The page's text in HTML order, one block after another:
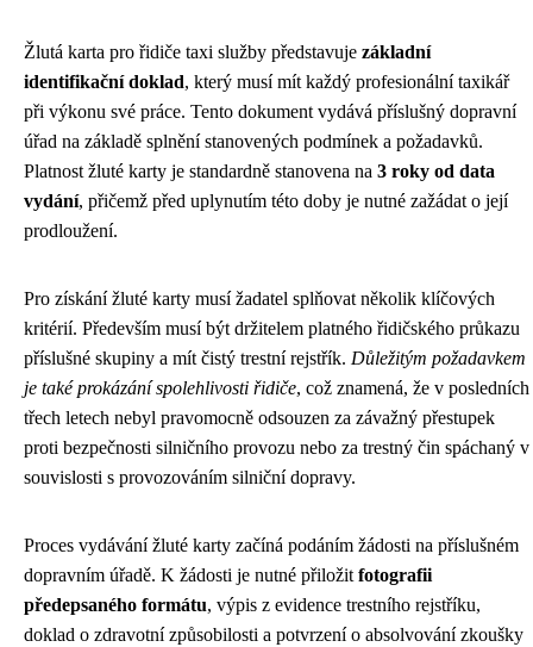
Žlutá karta pro řidiče taxi služby představuje základní
identifikační doklad, který musí mít každý profesionální taxikář
při výkonu své práce. Tento dokument vydává příslušný dopravní
úřad na základě splnění stanovených podmínek a požadavků.
Platnost žluté karty je standardně stanovena na 3 roky od data
vydání, přičemž před uplynutím této doby je nutné zažádat o její
prodloužení.
Pro získání žluté karty musí žadatel splňovat několik klíčových
kritérií. Především musí být držitelem platného řidičského průkazu
příslušné skupiny a mít čistý trestní rejstřík. Důležitým požadavkem
je také prokázání spolehlivosti řidiče, což znamená, že v posledních
třech letech nebyl pravomocně odsouzen za závažný přestupek
proti bezpečnosti silničního provozu nebo za trestný čin spáchaný v
souvislosti s provozováním silniční dopravy.
Proces vydávání žluté karty začíná podáním žádosti na příslušném
dopravním úřadě. K žádosti je nutné přiložit fotografii
předepsaného formátu, výpis z evidence trestního rejstříku,
doklad o zdravotní způsobilosti a potvrzení o absolvování zkoušky